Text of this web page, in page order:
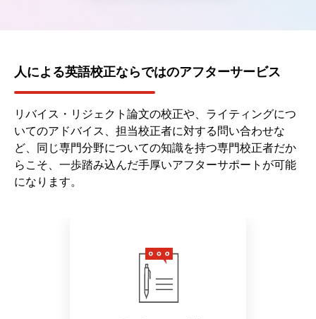
人による英語校正ならではのアフターサービス
リバイス・リジェクト論文の校正や、ライティングにつ
いてのアドバイス、担当校正者に対する問い合わせな
ど、同じ専門分野についての知識を持つ専門校正者だか
らこそ、一歩踏み込んだ手厚いアフターサポートが可能
になります。